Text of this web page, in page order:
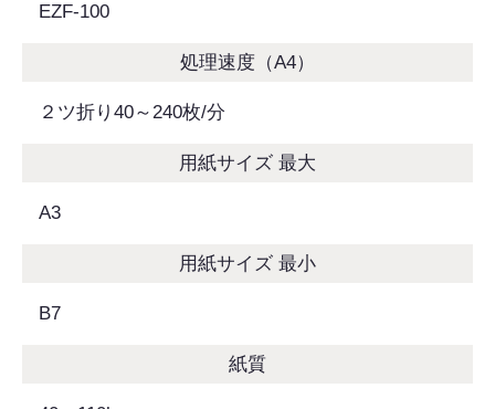
EZF-100
処理速度（A4）
２ツ折り40～240枚/分
用紙サイズ 最大
A3
用紙サイズ 最小
B7
紙質